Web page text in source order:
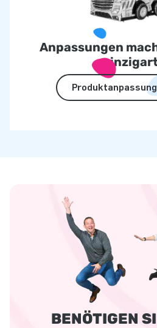
Anpassungen
BENÖTIGEN